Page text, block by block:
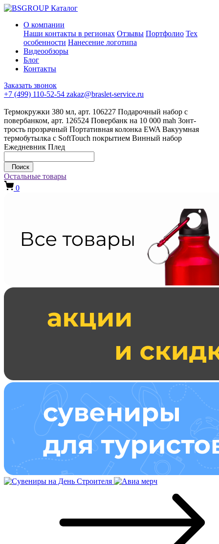
Каталог
О компании
Наши контакты в регионах Отзывы Портфолио Тех
особенности Нанесение логотипа
Видеообзоры
Блог
Контакты
Заказать звонок
+7 (499) 110-52-54 zakaz@braslet-service.ru
Термокружки 380 мл, арт. 106227 Подарочный набор с
повербанком, арт. 126524 Повербанк на 10 000 mah Зонт-
трость прозрачный Портативная колонка EWA Вакуумная
термобутылка с SoftTouch покрытием Винный набор
Ежедневник Плед
Поиск
Остальные товары
0